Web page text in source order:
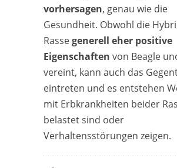
vorhersagen, genau wie die
Gesundheit. Obwohl die
Rassegenerell eher positive
Eigenschaften von Beagle
vereint, kann auch das
eintreten und es entstehen
mit Erbkrankheiten beider
belastet sind oder
Verhaltensstörungen zeigen.